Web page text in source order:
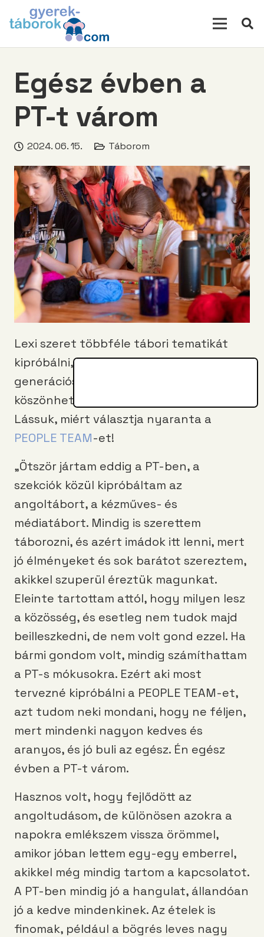
Egész évben a
PT-t várom
2024. 06. 15. Táborom
Lexi szeret többféle tábori tematikát
kipróbálni, és ezt a kecskeméti új
generációs tábornak, a PT-nek
köszönhetően egy helyen is megteheti.
Lássuk, miért választja nyaranta a
PEOPLE TEAM-et!
„Ötször jártam eddig a PT-ben, a
szekciók közül kipróbáltam az
angoltábort, a kézműves- és
médiatábort. Mindig is szerettem
táborozni, és azért imádok itt lenni, mert
jó élményeket és sok barátot szereztem,
akikkel szuperül éreztük magunkat.
Eleinte tartottam attól, hogy milyen lesz
a közösség, és esetleg nem tudok majd
beilleszkedni, de nem volt gond ezzel. Ha
bármi gondom volt, mindig számíthattam
a PT-s mókusokra. Ezért aki most
tervezné kipróbálni a PEOPLE TEAM-et,
azt tudom neki mondani, hogy ne féljen,
mert mindenki nagyon kedves és
aranyos, és jó buli az egész. Én egész
évben a PT-t várom.
Hasznos volt, hogy fejlődött az
angoltudásom, de különösen azokra a
napokra emlékszem vissza örömmel,
amikor jóban lettem egy-egy emberrel,
akikkel még mindig tartom a kapcsolatot.
A PT-ben mindig jó a hangulat, állandóan
jó a kedve mindenkinek. Az ételek is
finomak, például a bögrés leves nagy